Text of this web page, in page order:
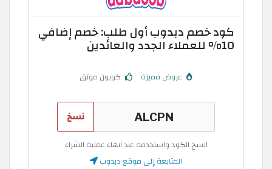
كود خصم دبدوب أول طلب: خصم إضافي
10% للعملاء الجدد والعائدين
عروض مميزة كوبون موثق
نسخ
انسخ الكود واستخدمه عند انهاء عملية الشراء
المتابعة إلى موقع دبدوب